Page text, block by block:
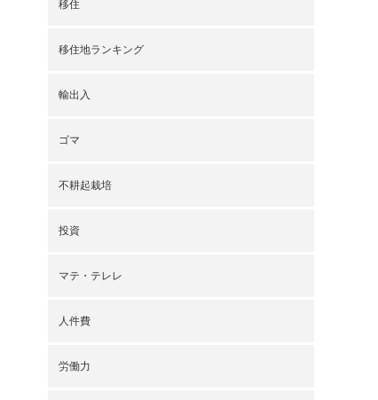
移住
移住地ランキング
輸出入
ゴマ
不耕起栽培
投資
マテ・テレレ
人件費
労働力